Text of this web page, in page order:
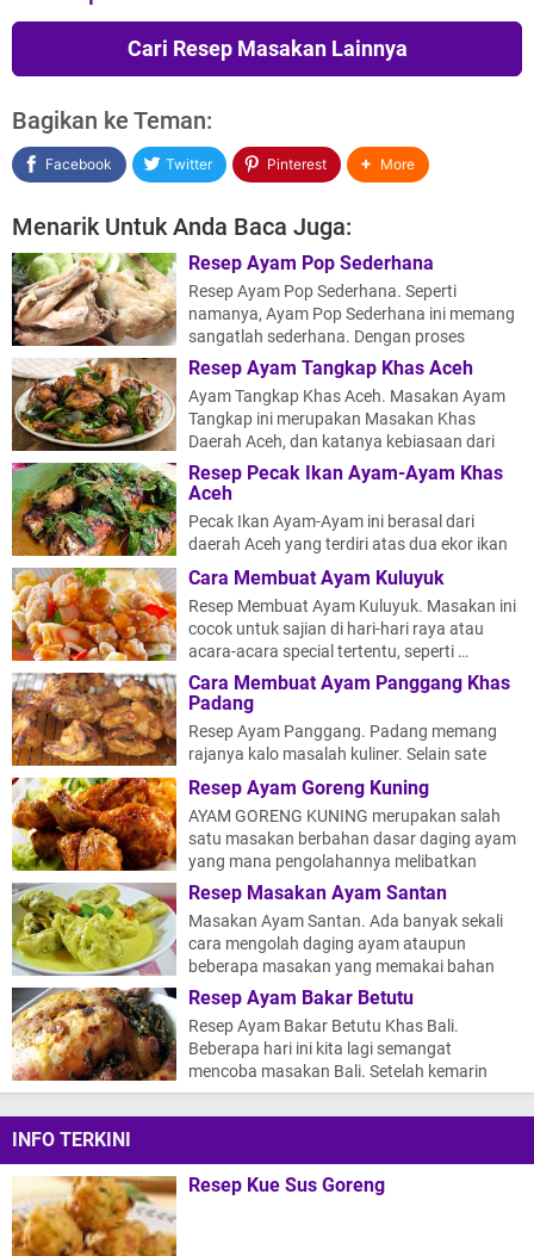
Cari Resep Masakan Lainnya
Bagikan ke Teman:
Facebook Twitter Pinterest More
Menarik Untuk Anda Baca Juga:
Resep Ayam Pop Sederhana
Resep Ayam Pop Sederhana. Seperti
namanya, Ayam Pop Sederhana ini memang
sangatlah sederhana. Dengan proses
pembuatan ya…
Resep Ayam Tangkap Khas Aceh
Ayam Tangkap Khas Aceh. Masakan Ayam
Tangkap ini merupakan Masakan Khas
Daerah Aceh, dan katanya kebiasaan dari
menyanta…
Resep Pecak Ikan Ayam-Ayam Khas
Aceh
Pecak Ikan Ayam-Ayam ini berasal dari
daerah Aceh yang terdiri atas dua ekor ikan
ayam-ayam dan di iringi dengan beberap…
Cara Membuat Ayam Kuluyuk
Resep Membuat Ayam Kuluyuk. Masakan ini
cocok untuk sajian di hari-hari raya atau
acara-acara special tertentu, seperti …
Cara Membuat Ayam Panggang Khas
Padang
Resep Ayam Panggang. Padang memang
rajanya kalo masalah kuliner. Selain sate
padang dan rendang, masakan lainnya yang
cu…
Resep Ayam Goreng Kuning
AYAM GORENG KUNING merupakan salah
satu masakan berbahan dasar daging ayam
yang mana pengolahannya melibatkan
bumbu kuni…
Resep Masakan Ayam Santan
Masakan Ayam Santan. Ada banyak sekali
cara mengolah daging ayam ataupun
beberapa masakan yang memakai bahan
dasar dagin…
Resep Ayam Bakar Betutu
Resep Ayam Bakar Betutu Khas Bali.
Beberapa hari ini kita lagi semangat
mencoba masakan Bali. Setelah kemarin
mencoba re…
INFO TERKINI
Resep Kue Sus Goreng